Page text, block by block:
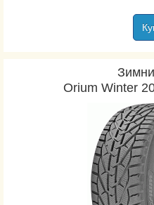
Orium Winter